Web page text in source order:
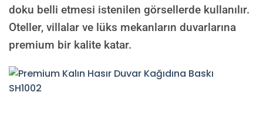
doku belli etmesi istenilen görsellerde kullanılır.
Oteller, villalar ve lüks mekanların duvarlarına
premium bir kalite katar.